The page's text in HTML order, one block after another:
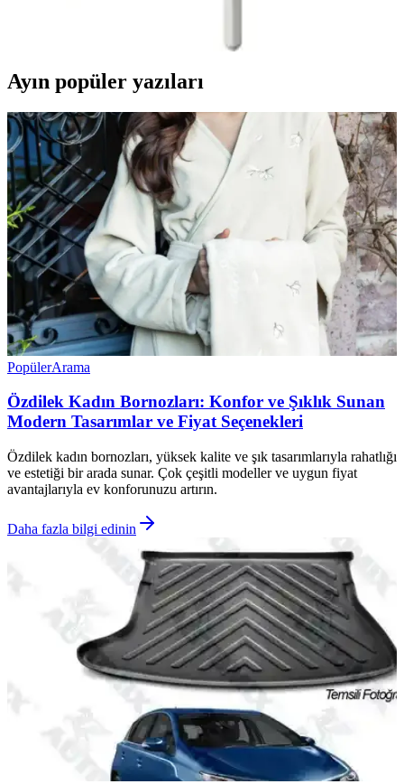
Ayın popüler yazıları
PopülerArama
Özdilek Kadın Bornozları: Konfor ve Şıklık Sunan
Modern Tasarımlar ve Fiyat Seçenekleri
Özdilek kadın bornozları, yüksek kalite ve şık tasarımlarıyla rahatlığı
ve estetiği bir arada sunar. Çok çeşitli modeller ve uygun fiyat
avantajlarıyla ev konforunuzu artırın.
Daha fazla bilgi edinin